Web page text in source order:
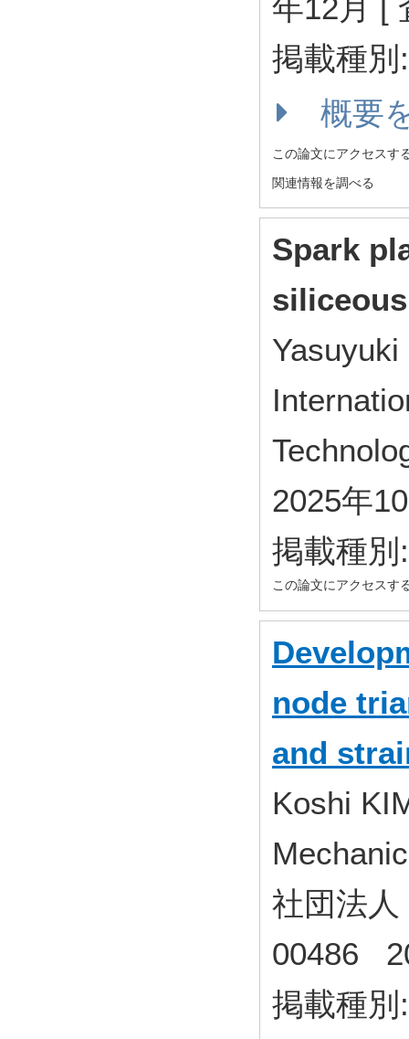
年12月 [
掲載種
概要
この論文にアクセスす
関連情報を調べる
Spark
2025年
掲載種
この論文にアクセスす
node
and
Koshi
社団法
00486
掲載種